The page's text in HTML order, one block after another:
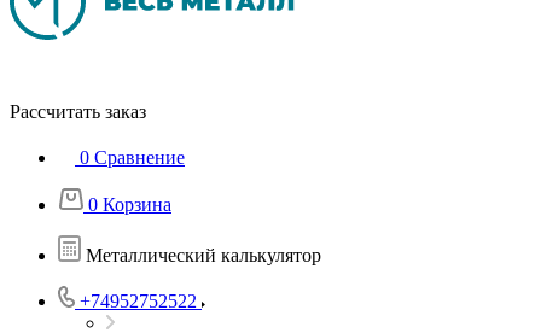
Рассчитать заказ
0 Сравнение
0 Корзина
Металлический калькулятор
+74952752522